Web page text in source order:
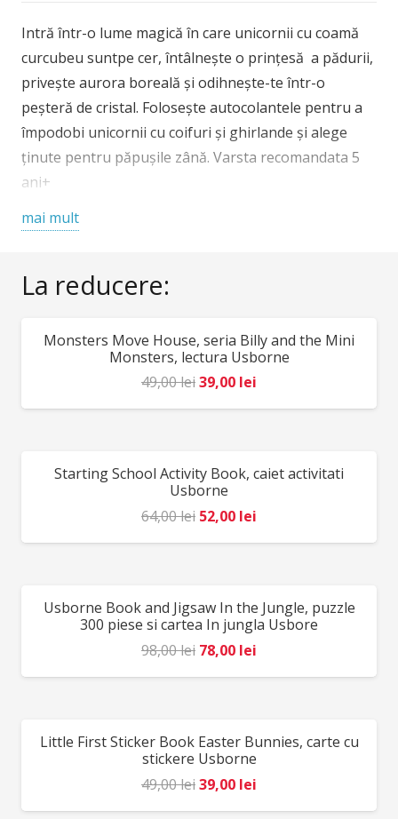
Rainbow
Unicorns,
carte
stickere,
Usborne
Intră într-o lume magică în care unicornii cu coamă
curcubeu suntpe cer, întâlnește o prințesă a pădurii,
privește aurora boreală și odihnește-te într-o
peșteră de cristal. Folosește autocolantele pentru a
împodobi unicornii cu coifuri și ghirlande și alege
ținute pentru păpușile zână. Varsta recomandata 5
ani+
Enter a magical world where unicorns with rainbow
princess, gaze at the Northern lights and rest in a
crystal cave. Use the stickers to adorn the unicorns
for the fairy dolls.
mai mult
La reducere:
REDUCERI!
Monsters Move House, seria Billy and the Mini
Monsters, lectura Usborne
49,00leiPrețul
inițial
49,00 lei.
39,00 lei
curent
REDUCERI!
Starting School Activity Book, caiet activitati
Usborne
64,00lei Prețul
inițial
64,00 lei.
52,00 lei
curent
REDUCERI!
Usborne Book and Jigsaw In the Jungle, puzzle
300 piese si cartea In jungla Usbore
98,00lei Prețul
inițial
98,00 lei.
78,00 lei
curent
REDUCERI!
Little First Sticker Book Easter Bunnies, carte cu
stickere Usborne
49,00leiPrețul
inițial
39,00 lei
curent